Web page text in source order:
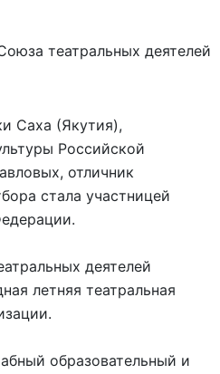
Саха (Якутия),
Российской
отличник
стала участницей
деятелей
летняя театральная
образовательный и